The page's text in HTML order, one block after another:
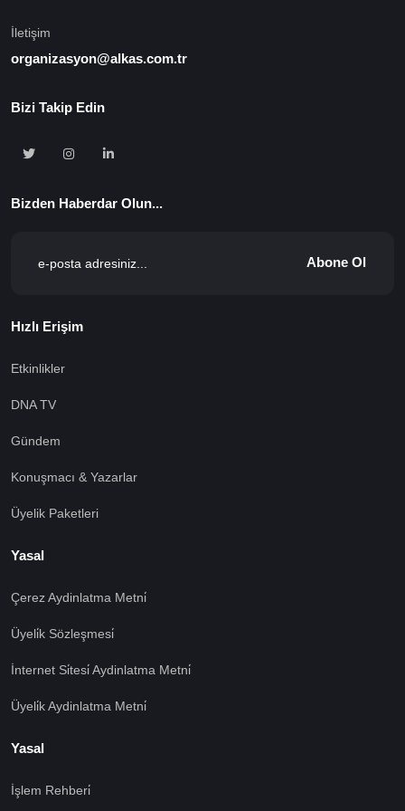
İletişim
organizasyon@alkas.com.tr
Bizi Takip Edin
Bizden Haberdar Olun...
Abone Ol
Hızlı Erişim
Etkinlikler
DNA TV
Gündem
Konuşmacı & Yazarlar
Üyelik Paketleri
Yasal
Çerez Aydinlatma Metni̇
Üyeli̇k Sözleşmesi̇
İnternet Si̇tesi̇ Aydinlatma Metni̇
Üyeli̇k Aydinlatma Metni̇
Yasal
İşlem Rehberi̇